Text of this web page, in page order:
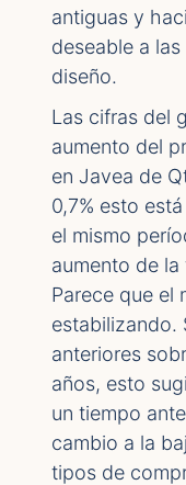
antiguas y
deseable a
diseño.
Las cifras del
aumento del
en Javea de
0,7% esto
el mismo
aumento de la
Parece que el
estabilizando.
anteriores
años, esto
un tiempo
cambio a la
tipos de